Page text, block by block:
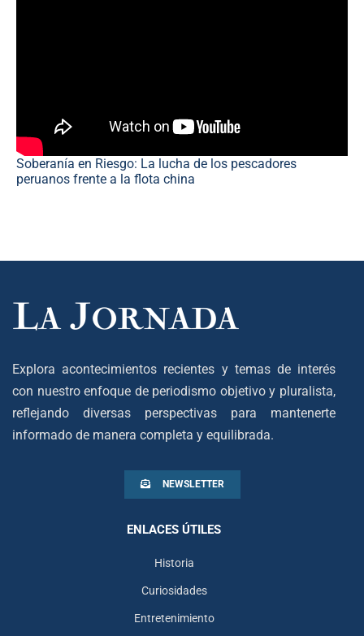
Soberanía en Riesgo: La lucha de los pescadores
peruanos frente a la flota china
Explora acontecimientos recientes y temas de interés
con nuestro enfoque de periodismo objetivo y pluralista,
reflejando diversas perspectivas para mantenerte
informado de manera completa y equilibrada.
NEWSLETTER
ENLACES ÚTILES
Historia
Curiosidades
Entretenimiento